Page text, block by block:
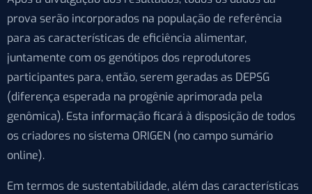
prova serão incorporados na população de referência
para as características de eficiência alimentar,
juntamente com os genótipos dos reprodutores
participantes para, então, serem geradas as DEPSG
(diferença esperada na progênie aprimorada pela
genômica). Esta informação ficará à disposição de todos
os criadores no sistema ORIGEN (no campo sumário
online).
Em termos de sustentabilidade, além das características